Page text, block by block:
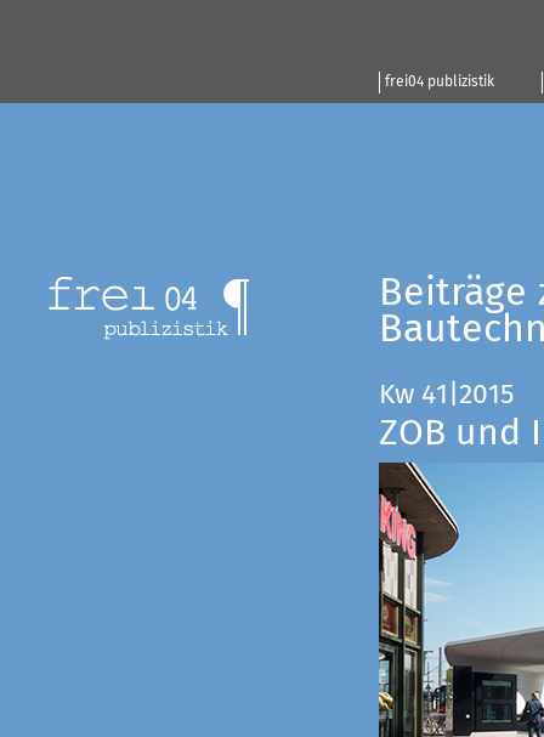
frei04 publizistik
Beiträge
Kw 41|2015
ZOB und